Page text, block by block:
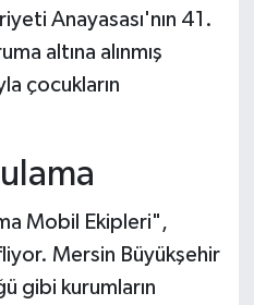
Anayasası'nın 41.
altına alınmış
çocukların
Mobil Ekipleri",
Mersin Büyükşehir
gibi kurumların